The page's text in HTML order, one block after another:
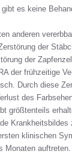
es keine
anderen
der
der
der frühzeitige
Durch diese
des
größtenteils
Krankheitsbildes
klinischen
Monaten